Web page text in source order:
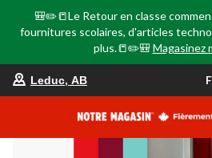
🎒✏️📒Le Retour en classe
fournitures scolaires, d'articles
plus.📒✏️🎒 Magasinez
votre
est
AB,
Leduc, AB